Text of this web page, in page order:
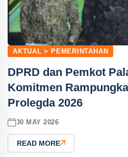
AKTUAL > PEMERINTAHAN
DPRD dan Pemkot
Komitmen
Prolegda 2026
30 MAY 2026
READ MORE